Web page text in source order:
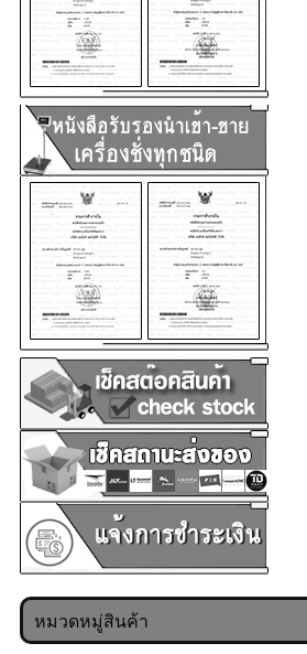
หมวดหมู่สินค้า